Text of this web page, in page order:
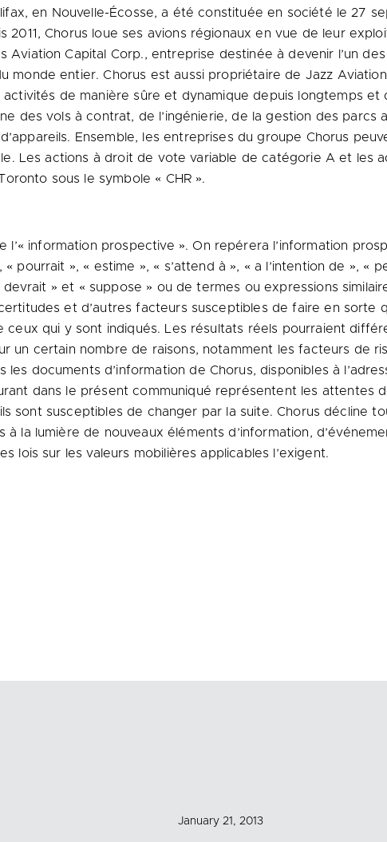
, en Nouvelle-Écosse, a été constituée en société le 27
2011, Chorus loue ses avions régionaux en vue de leur
Aviation Capital Corp., entreprise destinée à devenir l’un
monde entier. Chorus est aussi propriétaire de Jazz
de manière sûre et dynamique depuis longtemps et
des vols à contrat, de l’ingénierie, de la gestion des parcs
Ensemble, les entreprises du groupe Chorus
Les actions à droit de vote variable de catégorie A et les
sous le symbole « CHR ».
l’« information prospective ». On repérera l’information
pourrait », « estime », « s’attend à », « a l’intention de », «
» et « suppose » ou de termes ou expressions
et d’autres facteurs susceptibles de faire en sorte
qui y sont indiqués. Les résultats réels pourraient
un certain nombre de raisons, notamment les facteurs de
les documents d’information de Chorus, disponibles à
dans le présent communiqué représentent les attentes
sont susceptibles de changer par la suite. Chorus décline
la lumière de nouveaux éléments d’information,
lois sur les valeurs mobilières applicables l’exigent.
January 21, 2013